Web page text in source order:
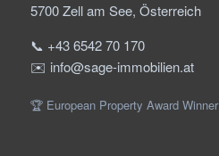
5700 Zell am See, Österreich
📞 +43 6542 70 170
✉️ info@sage-immobilien.at
🏆 European Property Award Winner